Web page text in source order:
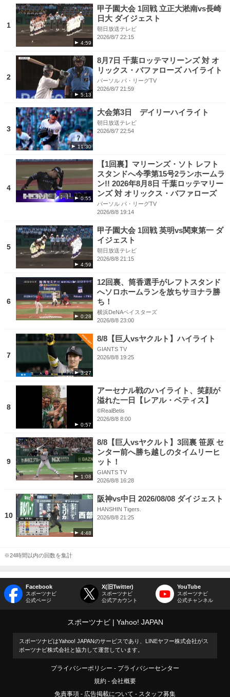
1
4:59
甲子園大会 1回戦 立正大淞南vs長崎
日大 ダイジェスト
朝日放送テレビ
2026/8/7 22:15
2
5:13
8月7日 千葉ロッテマリーンズ 対 オ
リックス・バファローズ ハイライト
パーソル パ・リーグTV
2026/8/7 21:59
3
11:30
大会第3日 デイリーハイライト
朝日放送テレビ
2026/8/7 22:54
4
0:55
【1回裏】マリーンズ・ソト レフト
スタンドへ今季第15号2ランホームラ
ン!! 2026年8月8日 千葉ロッテマリー
ンズ 対 オリックス・バファローズ
パーソル パ・リーグTV
2026/8/8 19:14
5
4:59
甲子園大会 1回戦 英明vs関東第一 ダ
イジェスト
朝日放送テレビ
2026/8/8 21:15
6
0:28
12回裏、筒香選手がレフトスタンド
へソロホームランを放ちサヨナラ勝
ち！
横浜DeNAベイスターズ
2026/8/8 23:00
7
3:27
8/8【巨人vsヤクルト】ハイライト
GIANTS TV
2026/8/8 19:25
8
0:57
アーセナル戦のハイライト、笑顔が
溢れた一日【レアル・ベティス】
©RealBetis
2026/8/8 8:00
9
1:08
8/8【巨人vsヤクルト】3回裏 笹原 セ
ンター前へ勝ち越しのタイムリーヒ
ット！
GIANTS TV
2026/8/8 16:28
10
4:48
阪神vs中日 2026/08/08 ダイジェスト
HANSHIN Tigers.
2026/8/8 21:25
※24時間以内の回数を集計
Facebook
スポーツナビ
公式ページ
X(旧Twitter)
スポーツナビ
公式アカウント
YouTube
スポーツナビ
公式チャンネル
スポーツナビ Yahoo! JAPAN
スポーツナビはYahoo! JAPANのサービスであり、LINEヤフー株式会社がス
ポーツナビ株式会社と協力して運営しています。
プライバシーポリシー
プライバシーセンター
規約
会社概要
免責事項
広告掲載について スタッフ募集